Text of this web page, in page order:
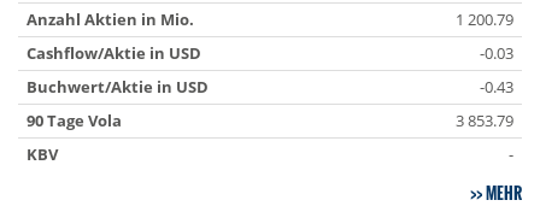
Anzahl Aktien in Mio.
1 200.79
Cashflow/Aktie in USD
-0.03
Buchwert/Aktie in USD
-0.43
90 Tage Vola
3 853.79
KBV
-
MEHR